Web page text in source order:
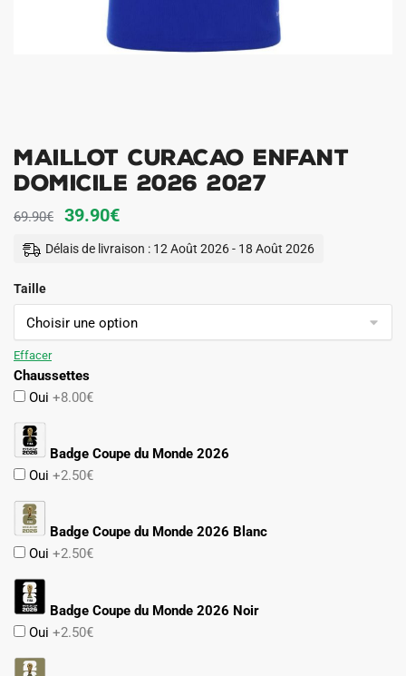
Maillot Curacao Enfant
Domicile 2026 2027
69.90€
Le
prix
69.90€.
39.90€Le
prix
39.90€.
Délais de livraison : 12 Août 2026 - 18 Août 2026
Taille
Effacer
Chaussettes
Oui +8.00€
Badge Coupe du Monde 2026
Oui +2.50€
Badge Coupe du Monde 2026 Blanc
Oui +2.50€
Badge Coupe du Monde 2026 Noir
Oui +2.50€